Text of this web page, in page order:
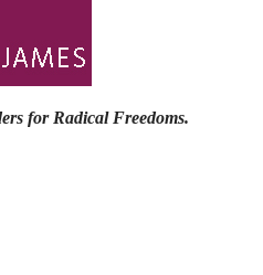
for Radical Freedoms.